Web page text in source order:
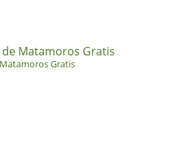
Matamoros Gratis
Gratis